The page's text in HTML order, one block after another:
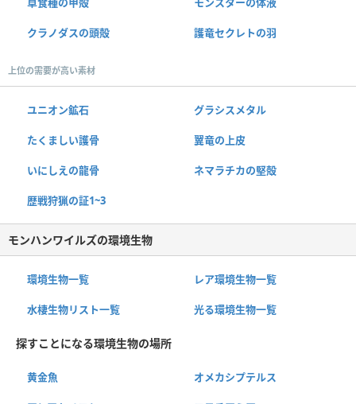
クラノダスの頭殻 護竜セクレトの羽
上位の需要が高い素材
ユニオン鉱石 グラシスメタル
たくましい護骨 翼竜の上皮
いにしえの龍骨 ネマラチカの堅殻
歴戦狩猟の証1~3
モンハンワイルズの環境生物
環境生物一覧 レア環境生物一覧
水棲生物リスト一覧 光る環境生物一覧
探すことになる環境生物の場所
黄金魚 オメカシプテルス